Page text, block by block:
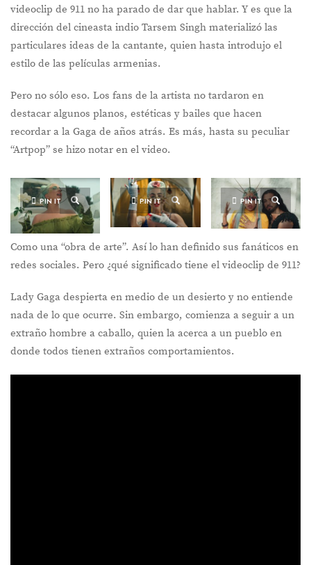
videoclip de 911 no ha parado de dar que hablar. Y es que la
dirección del cineasta indio Tarsem Singh materializó las
particulares ideas de la cantante, quien hasta introdujo el
estilo de las películas armenias.
Pero no sólo eso. Los fans de la artista no tardaron en
destacar algunos planos, estéticas y bailes que hacen
recordar a la Gaga de años atrás. Es más, hasta su peculiar
“Artpop” se hizo notar en el video.
PIN IT PIN IT PIN IT
Como una “obra de arte”. Así lo han definido sus fanáticos en
redes sociales. Pero ¿qué significado tiene el videoclip de 911?
Lady Gaga despierta en medio de un desierto y no entiende
nada de lo que ocurre. Sin embargo, comienza a seguir a un
extraño hombre a caballo, quien la acerca a un pueblo en
donde todos tienen extraños comportamientos.